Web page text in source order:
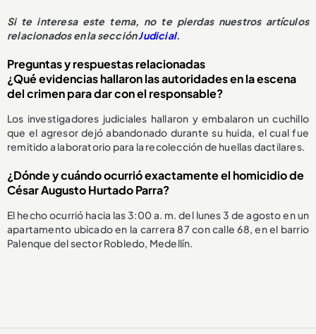
Si te interesa este tema, no te pierdas nuestros artículos
relacionados en la secciónJudicial.
Preguntas y respuestas relacionadas
¿Qué evidencias hallaron las autoridades en la escena
del crimen para dar con el responsable?
Los investigadores judiciales hallaron y embalaron un cuchillo
que el agresor dejó abandonado durante su huida, el cual fue
remitido a laboratorio para la recolección de huellas dactilares.
¿Dónde y cuándo ocurrió exactamente el homicidio de
César Augusto Hurtado Parra?
El hecho ocurrió hacia las 3:00 a. m. del lunes 3 de agosto en un
apartamento ubicado en la carrera 87 con calle 68, en el barrio
Palenque del sector Robledo, Medellín.